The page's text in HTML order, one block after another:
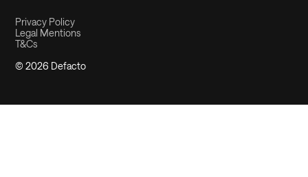
© 2026 Defacto
Privacy Policy
Legal Mentions
T&Cs